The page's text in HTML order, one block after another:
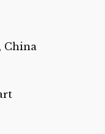
China